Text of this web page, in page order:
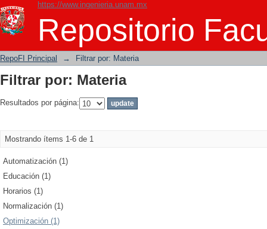
https://www.ingenieria.unam.mx
Repositorio
Filtrar por: Materia
RepoFI Principal → Filtrar por: Materia
Filtrar por: Materia
Resultados por página:
Mostrando ítems 1-6 de 1
Automatización (1)
Educación (1)
Horarios (1)
Normalización (1)
Optimización (1)